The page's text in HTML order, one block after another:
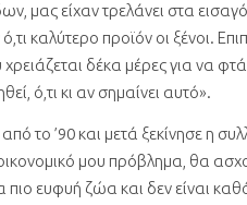
μας είχαν τρελάνει στα
καλύτερο προϊόν οι ξένοι.
δέκα μέρες για να
ό,τι κι αν σημαίνει αυτό».
το ’90 και μετά ξεκίνησε η
μου πρόβλημα, θα
ευφυή ζώα και δεν είναι